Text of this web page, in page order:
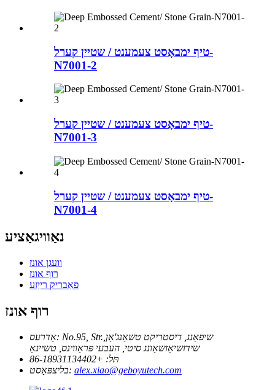
טיף ימבאָסט צעמענט / שטיין קערל-
N7001-2
טיף ימבאָסט צעמענט / שטיין קערל-
N7001-3
טיף ימבאָסט צעמענט / שטיין קערל-
N7001-4
נאַוויגאַציע
וועגן אונז
רוף אונז
פאַבריק רייַזע
רוף אונז
אַדרעס: No.95, Str.שיפאַנג, דיסטריקט טשאַנג'אַן,
שידזשיאַזשאַונג סיטי, העבעי פּראַווינס, טשיינאַ
תּל: +86-18931134402
בליצפּאָסט: alex.xiao@geboyutech.com